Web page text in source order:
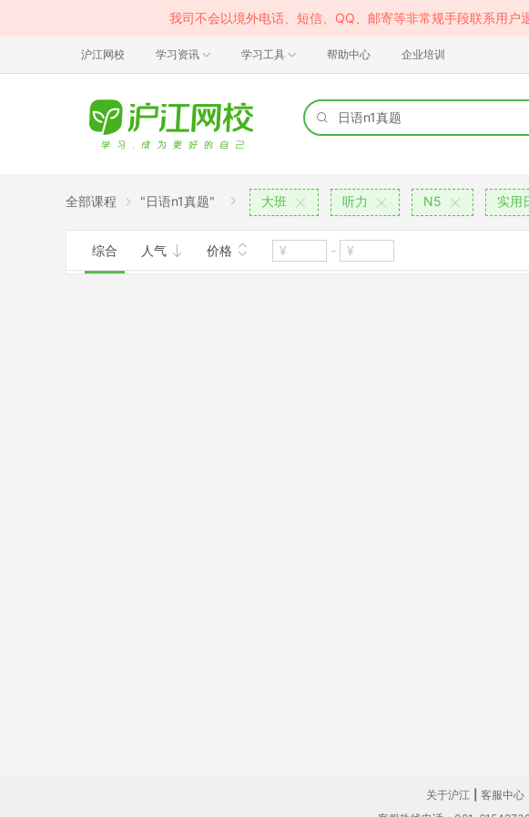
我司不会以境外电话、短信、QQ、邮寄等非常规手段联系用户
沪江网校 学习资讯 学习工具 帮助中心 企业培训
全部课程 "日语n1真题" 大班 听力 N5 实用
综合 人气 价格 -
关于沪江 客服中心